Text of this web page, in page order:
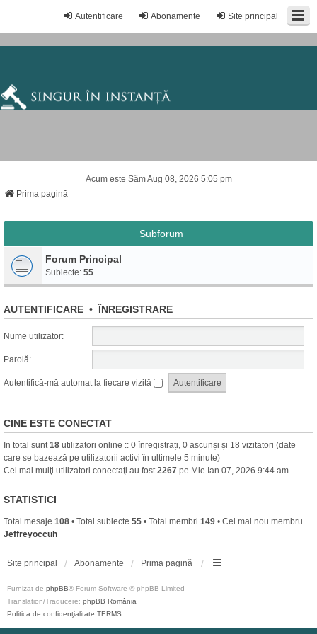
Site principal
Abonamente
Autentificare
Acum este Sâm Aug 08, 2026 5:05 pm
Prima pagină
Subforum
Forum Principal
Subiecte: 55
AUTENTIFICARE • ÎNREGISTRARE
Nume utilizator:
Parolă:
Autentifică-mă automat la fiecare vizită
CINE ESTE CONECTAT
In total sunt18 utilizatori online :: 0 înregistrați, 0 ascunși și 18 vizitatori (date
care se bazează pe utilizatorii activi în ultimele 5 minute)
Cei mai mulţi utilizatori conectaţi au fost2267 pe Mie Ian 07, 2026 9:44 am
STATISTICI
Total mesaje 108 • Total subiecte 55 • Total membri 149 • Cel mai nou membru
Jeffreyoccuh
Site principal Abonamente Prima pagină
Furnizat de phpBB® Forum Software © phpBB Limited
Translation/Traducere: phpBB România
Politica de confidenţialitate TERMS